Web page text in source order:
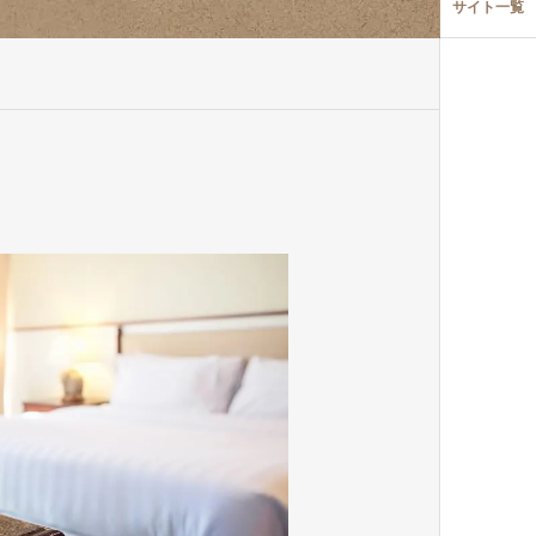
サイト一覧